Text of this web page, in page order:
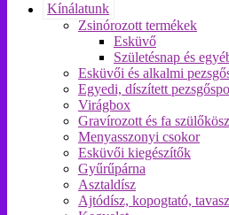
Kínálatunk
Zsinórozott termékek
Esküvő
Születésnap és
Esküvői és alkalmi
Egyedi, díszített
Virágbox
Gravírozott és fa
Menyasszonyi csokor
Esküvői kiegészítők
Gyűrűpárna
Asztaldísz
Ajtódísz, kopogtató,